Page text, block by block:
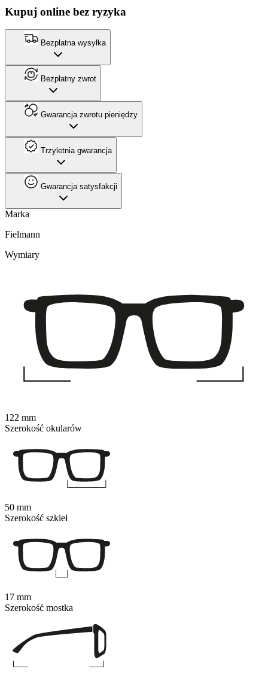
Kupuj online bez ryzyka
Bezpłatna wysyłka
Bezpłatny zwrot
Gwarancja zwrotu pieniędzy
Trzyletnia gwarancja
Gwarancja satysfakcji
Marka
Fielmann
Wymiary
122 mm
Szerokość okularów
50 mm
Szerokość szkieł
17 mm
Szerokość mostka